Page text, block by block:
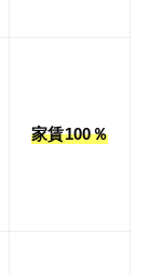
家賃100％